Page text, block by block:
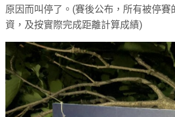
原因而叫停了。(賽後公布，所有被停賽
資，及按實際完成距離計算成績)